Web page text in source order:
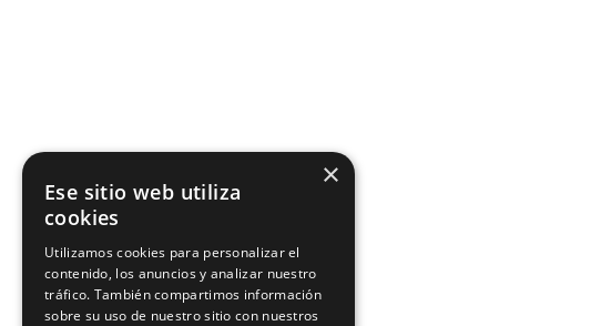
×
Ese sitio web utiliza
cookies
Utilizamos cookies para personalizar el
contenido, los anuncios y analizar nuestro
tráfico. También compartimos información
sobre su uso de nuestro sitio con nuestros